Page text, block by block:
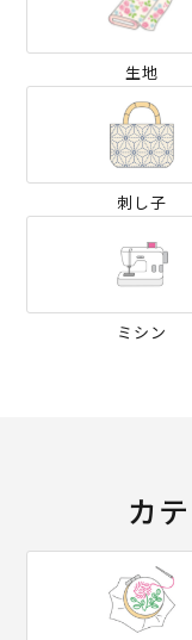
生地
刺し子
ミシン
カ